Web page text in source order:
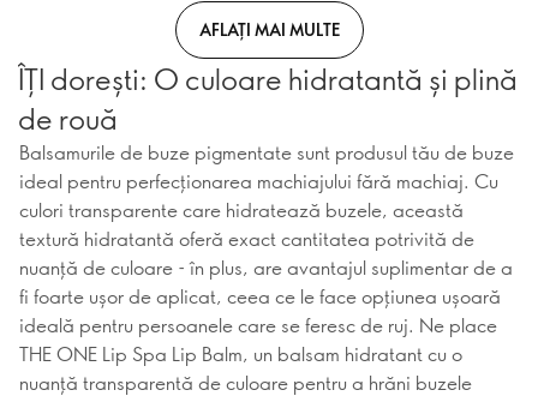
AFLAȚI MAI MULTE
ÎȚI dorești: O culoare hidratantă și plină
de rouă
Balsamurile de buze pigmentate sunt produsul tău de buze
ideal pentru perfecționarea machiajului fără machiaj. Cu
culori transparente care hidratează buzele, această
textură hidratantă oferă exact cantitatea potrivită de
nuanță de culoare - în plus, are avantajul suplimentar de a
fi foarte ușor de aplicat, ceea ce le face opțiunea ușoară
ideală pentru persoanele care se feresc de ruj. Ne place
THE ONE Lip Spa Lip Balm, un balsam hidratant cu o
nuanță transparentă de culoare pentru a hrăni buzele